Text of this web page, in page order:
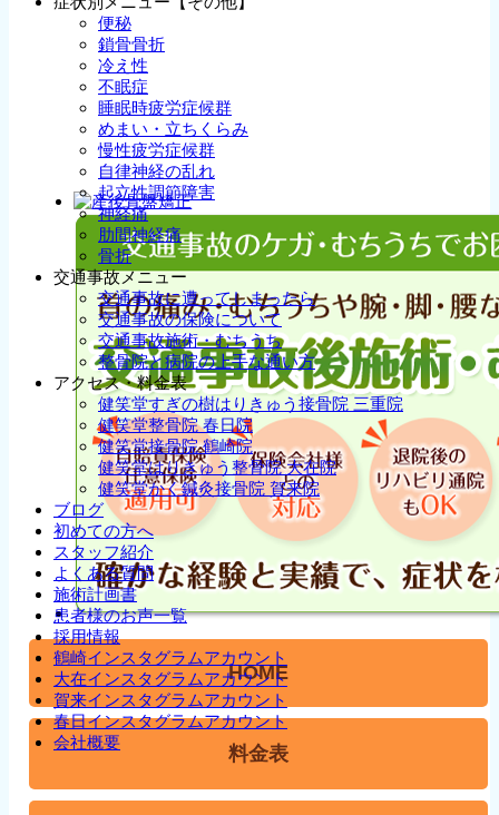
便秘
鎖骨骨折
冷え性
不眠症
睡眠時疲労症候群
めまい・立ちくらみ
慢性疲労症候群
自律神経の乱れ
起立性調節障害
神経痛
肋間神経痛
骨折
交通事故メニュー
交通事故に遭ってしまったら
交通事故の保険について
交通事故施術・むちうち
整骨院と病院の上手な通い方
アクセス・料金表
健笑堂すぎの樹はりきゅう接骨院 三重院
健笑堂整骨院 春日院
健笑堂接骨院 鶴崎院
健笑堂はりきゅう整骨院 大在院
健笑堂かく鍼灸接骨院 賀来院
ブログ
初めての方へ
スタッフ紹介
よくある質問
施術計画書
患者様のお声一覧
採用情報
鶴崎インスタグラムアカウント
大在インスタグラムアカウント
賀来インスタグラムアカウント
春日インスタグラムアカウント
会社概要
HOME
料金表